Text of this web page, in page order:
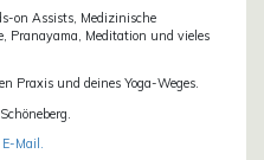
on Assists, Medizinische
Pranayama, Meditation und vieles
Praxis und deines Yoga-Weges.
E-Mail.